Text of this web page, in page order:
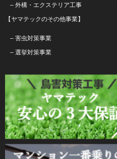
– 外構・エクステリア工事
【ヤマテックのその他事業】
– 害虫対策事業
– 選挙対策事業